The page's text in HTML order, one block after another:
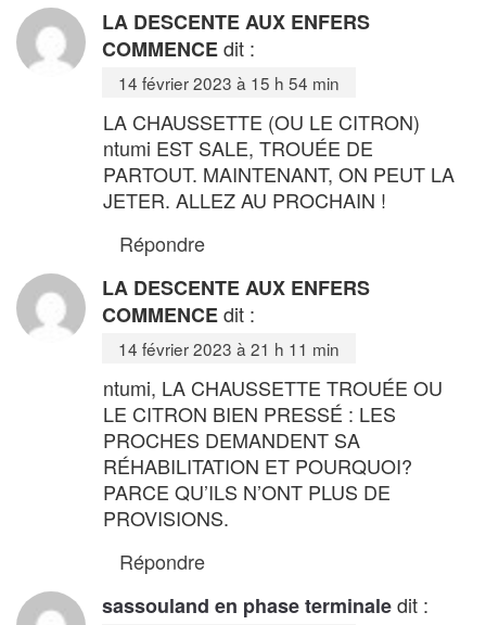
LA DESCENTE AUX ENFERS
COMMENCEdit :
14 février 2023 à 15 h 54 min
LA CHAUSSETTE (OU LE CITRON)
ntumi EST SALE, TROUÉE DE
PARTOUT. MAINTENANT, ON PEUT LA
JETER. ALLEZ AU PROCHAIN !
Répondre
LA DESCENTE AUX ENFERS
COMMENCEdit :
14 février 2023 à 21 h 11 min
ntumi, LA CHAUSSETTE TROUÉE OU
LE CITRON BIEN PRESSÉ : LES
PROCHES DEMANDENT SA
RÉHABILITATION ET POURQUOI?
PARCE QU’ILS N’ONT PLUS DE
PROVISIONS.
Répondre
sassouland en phase terminaledit :